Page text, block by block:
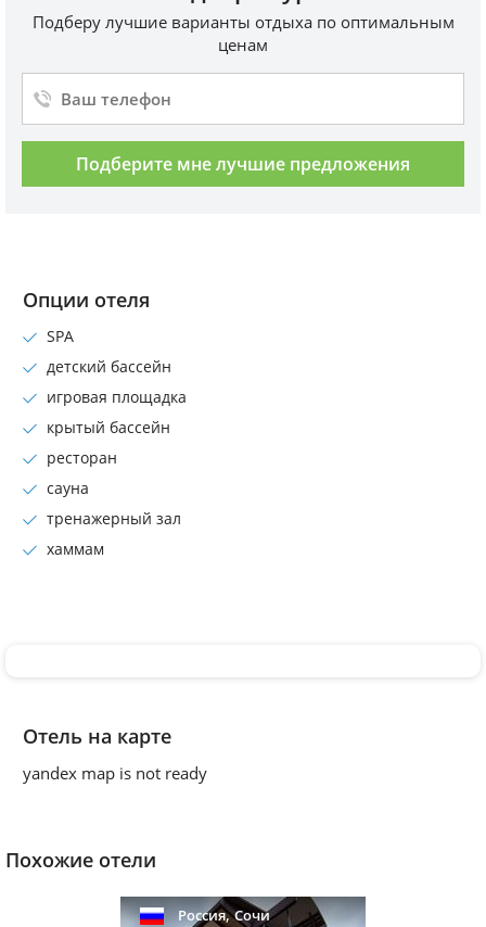
Подберу лучшие варианты отдыха по оптимальным
ценам
Подберите мне лучшие предложения
Опции отеля
SPA
детский бассейн
игровая площадка
крытый бассейн
ресторан
сауна
тренажерный зал
хаммам
Отель на карте
yandex map is not ready
Похожие отели
Россия,Сочи